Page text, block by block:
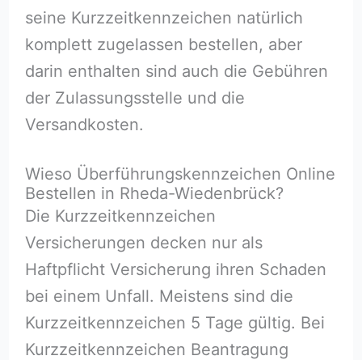
seine Kurzzeitkennzeichen natürlich
komplett zugelassen bestellen, aber
darin enthalten sind auch die Gebühren
der Zulassungsstelle und die
Versandkosten.
Wieso Überführungskennzeichen Online
Bestellen in Rheda-Wiedenbrück?
Die Kurzzeitkennzeichen
Versicherungen decken nur als
Haftpflicht Versicherung ihren Schaden
bei einem Unfall. Meistens sind die
Kurzzeitkennzeichen 5 Tage gültig. Bei
Kurzzeitkennzeichen Beantragung